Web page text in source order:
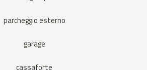
parcheggio esterno
garage
cassaforte